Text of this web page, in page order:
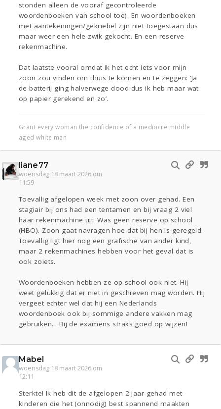
stonden alleen de vooraf gecontroleerde
woordenboeken van school toe). En woordenboeken
met aantekeningen/gekriebel zijn niet toegestaan dus
maar weer een hele zwik gekocht. En een reserve
rekenmachine.
Dat laatste vooral omdat ik het echt iets voor mijn
zoon zou vinden om thuis te komen en te zeggen: ‘Ja
de batterij ging halverwege dood dus ik heb maar wat
op papier gerekend en zo’.
Grant every woman the confidence of a mediocre middle
aged white man
liane77
woensdag 18 maart 2026 om
11:59
Toevallig afgelopen week met zoon over gehad. Een
stagiair bij ons had een tentamen en bij vraag 2 viel
haar rekenmachine uit. Was geen reserve op school
(HBO). Zoon gaat navragen hoe dat bij hen is geregeld.
Toevallig ligt hier nog een grafische van ander kind,
maar 2 rekenmachines hebben voor het geval dat is
ook zoiets.
Woordenboeken hebben ze op school ook niet. Hij
weet gelukkig dat er niet in geschreven mag worden. Hij
vergeet echter wel dat hij een Nederlands
woordenboek ook bij sommige andere vakken mag
gebruiken... Bij de examens straks goed op wijzen!
Mabel
woensdag 18 maart 2026 om
12:11
Sterkte! Ik heb dit de afgelopen 2 jaar gehad met
kinderen die het (onnodig) best spannend maakten